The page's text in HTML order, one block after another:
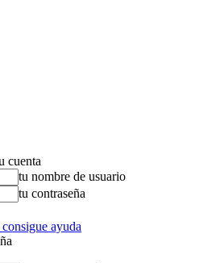
cuenta
tu nombre de usuario
tu contraseña
ayuda